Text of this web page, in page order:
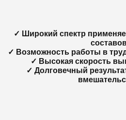
✓ Широкий спектр
✓ Возможность работы в
✓ Высокая скорость
✓ Долговечный